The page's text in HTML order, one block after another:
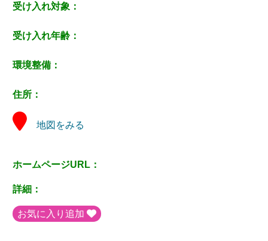
受け入れ対象：
受け入れ年齢：
環境整備：
住所：
地図をみる
ホームページURL：
詳細：
お気に入り追加